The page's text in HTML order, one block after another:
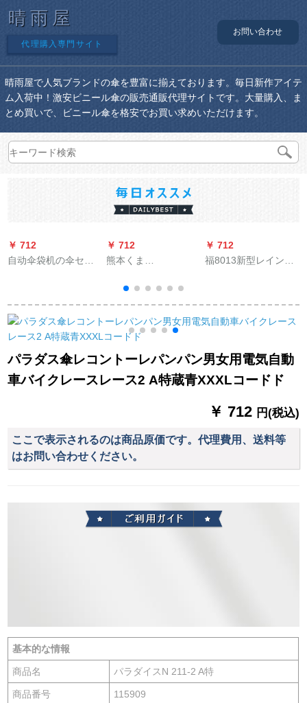
晴雨屋
代理購入専門サイト
お問い合わせ
晴雨屋で人気ブランドの傘を豊富に揃えております。毎日新作アイテ
ム入荷中！激安ビニール傘の販売通販代理サイトです。大量購入、ま
とめ買いで、ビニール傘を格安でお買い求めいただけます。
￥ 712
自动伞袋机の伞セッ
ズ色の漆焼きの双头
伞机
￥ 712
熊本くま
雨傘男女折りたたた
たたみパソル晴雨兼
用日傘紫外線超強い
日焼け止めアメメ学
生傘白米-日焼け止め
ベアーマット
￥ 712
福8013新型レインコ
トナイトナイトナイ
トユニフォームLB
155)】
パラダス傘レコントーレパンパン男女用電気自動
車バイクレースレース2 A特蔵青XXXLコードド
￥ 712 円(税込)
ここで表示されるのは商品原価です。代理費用、送料等
はお問い合わせください。
基本的な情報
商品名 パラダイスN 211-2 A特
商品番号 115909